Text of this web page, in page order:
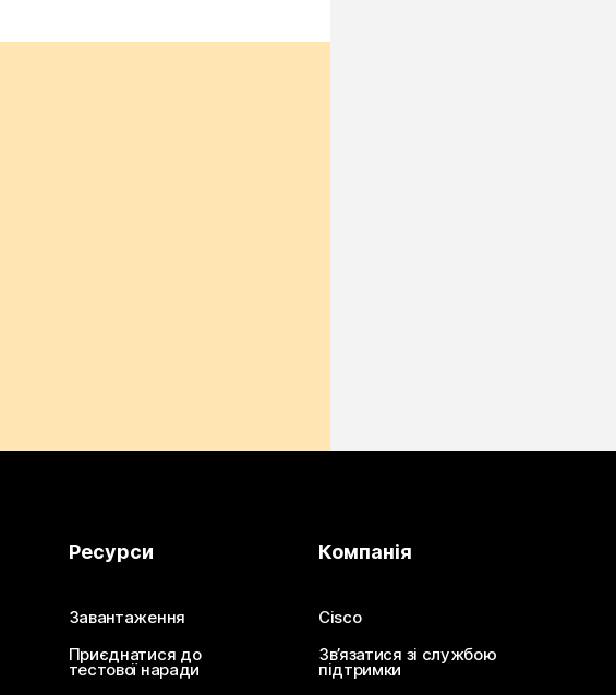
Ресурси
Завантаження
Приєднатися до
тестової наради
Компанія
Cisco
Зв’язатися зі службою
підтримки